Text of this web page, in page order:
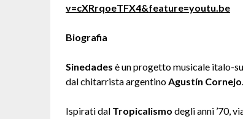
v=cXRrqoeTFX4&feature=youtu.be
Biografia
Sinedades è un progetto musicale italo-
dal chitarrista argentinoAgustín Cornejo.
Ispirati dal Tropicalismo degli anni ’70,